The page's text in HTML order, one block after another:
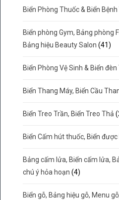
Biển Phòng Thuốc & Biển Bệnh
Biển phòng Gym, Bảng phòng
Bảng hiệu Beauty Salon (41)
Biển Phòng Vệ Sinh & Biển
Biển Thang Máy, Biển Cầu
Biển Treo Trần, Biển Treo Thả
Biển Cấm hút thuốc, Biển
Bảng cấm lửa, Biển cấm lửa,
chú ý hỏa hoạn (4)
Biển gỗ, Bảng hiệu gỗ, Menu